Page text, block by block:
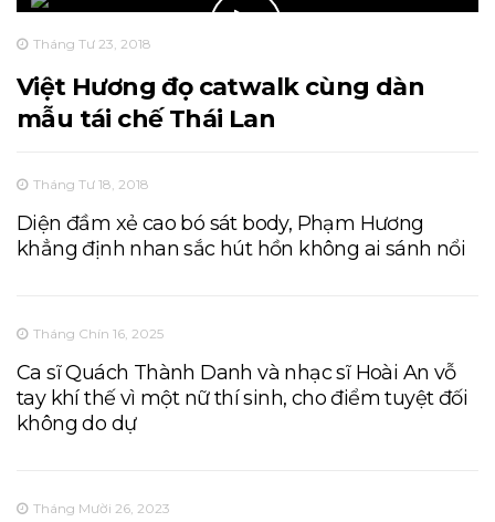
Tháng Tư 23, 2018
Việt Hương đọ catwalk cùng dàn
mẫu tái chế Thái Lan
Tháng Tư 18, 2018
Diện đầm xẻ cao bó sát body, Phạm Hương
khẳng định nhan sắc hút hồn không ai sánh nổi
Tháng Chín 16, 2025
Ca sĩ Quách Thành Danh và nhạc sĩ Hoài An vỗ
tay khí thế vì một nữ thí sinh, cho điểm tuyệt đối
không do dự
Tháng Mười 26, 2023